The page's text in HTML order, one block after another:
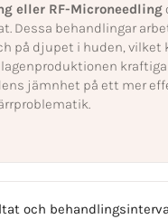
eller RF-Microneedling
Dessa behandlingar
på djupet i huden, vilket
jämnhet på ett mer
och